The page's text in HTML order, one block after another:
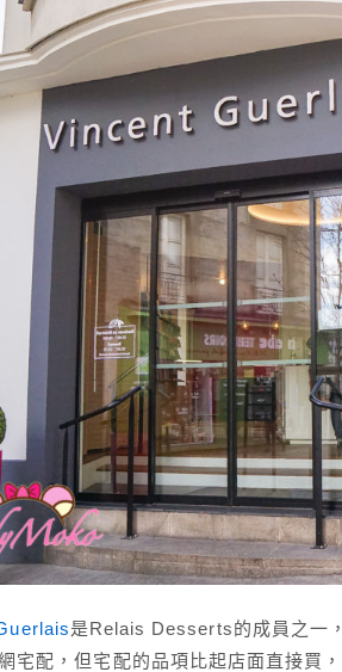
是Relais Desserts的成員之一
宅配，但宅配的品項比起店面直接買